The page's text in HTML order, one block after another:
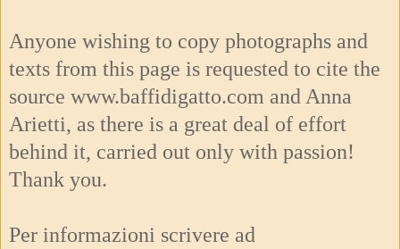
Anyone wishing to copy photographs and
texts from this page is requested to cite the
source www.baffidigatto.com and Anna
Arietti, as there is a great deal of effort
behind it, carried out only with passion!
Thank you.
Per informazioni scrivere ad